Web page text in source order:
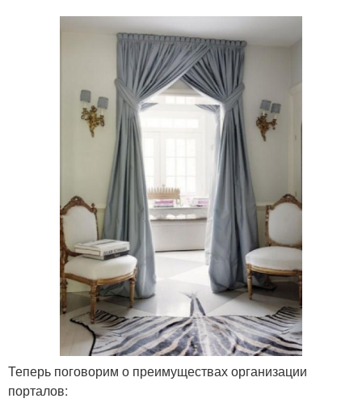
Теперь поговорим о преимуществах организации
порталов: